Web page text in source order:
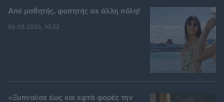
Από μαθητής, φοιτητής σε άλλη πόλη!
06.08.2026, 10:52
«Ξυπνούσε έως και εφτά φορές την